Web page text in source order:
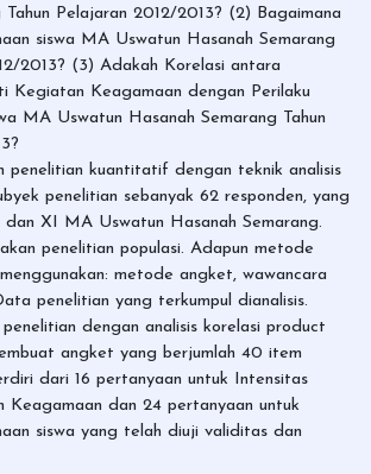
Tahun Pelajaran 2012/2013? (2) Bagaimana
siswa MA Uswatun Hasanah Semarang
2013? (3) Adakah Korelasi antara
Kegiatan Keagamaan dengan Perilaku
MA Uswatun Hasanah Semarang Tahun
penelitian kuantitatif dengan teknik analisis
penelitian sebanyak 62 responden, yang
XI MA Uswatun Hasanah Semarang.
penelitian populasi. Adapun metode
metode angket, wawancara
penelitian yang terkumpul dianalisis.
dengan analisis korelasi product
angket yang berjumlah 40 item
dari 16 pertanyaan untuk Intensitas
Keagamaan dan 24 pertanyaan untuk
siswa yang telah diuji validitas dan